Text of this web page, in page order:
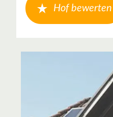
Hof bewerten